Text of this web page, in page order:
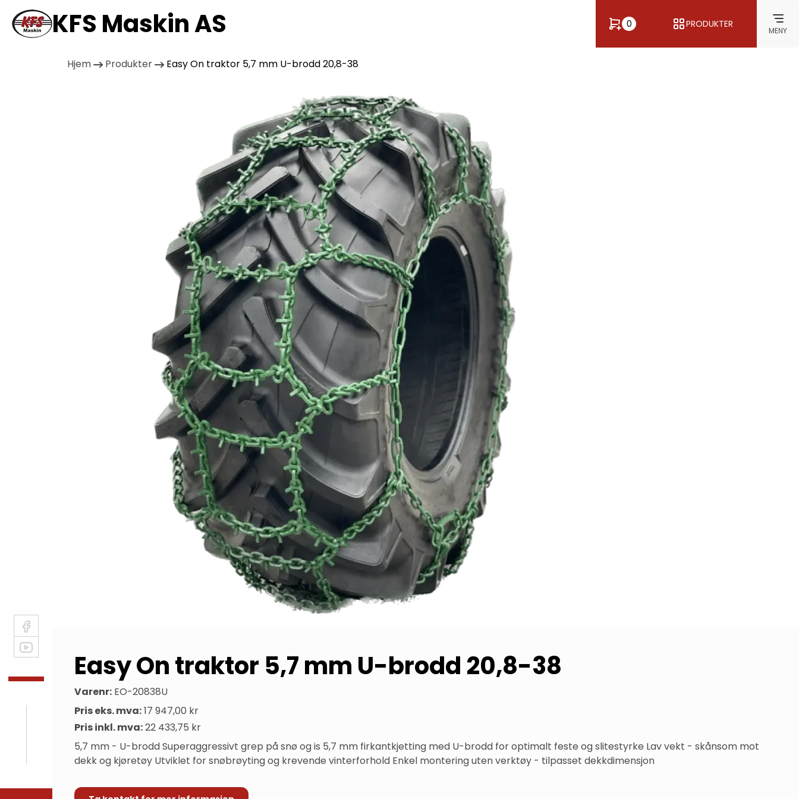
KFS Maskin AS 0 PRODUKTER
MENY
Hjem Produkter Easy On traktor 5,7 mm U-brodd 20,8-38
Easy On traktor 5,7 mm U-brodd 20,8-38
Varenr: EO-20838U
Pris eks. mva:17 947,00 kr
Pris inkl. mva:22 433,75 kr
5,7 mm - U-brodd Superaggressivt grep på snø og is 5,7 mm firkantkjetting med U-brodd for optimalt feste og slitestyrke Lav vekt - skånsom mot
dekk og kjøretøy Utviklet for snøbrøyting og krevende vinterforhold Enkel montering uten verktøy - tilpasset dekkdimensjon